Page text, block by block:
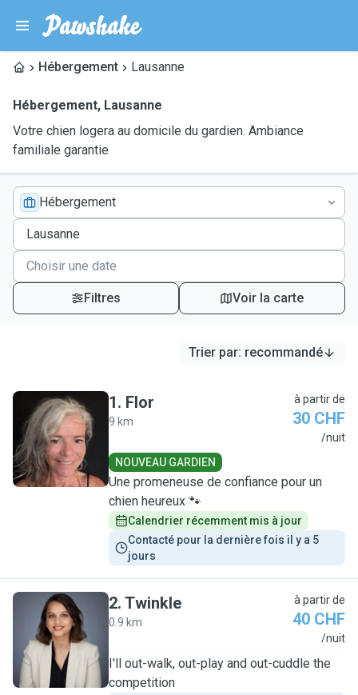
Hébergement Lausanne
Hébergement, Lausanne
Votre chien logera au domicile du gardien. Ambiance
familiale garantie
Hébergement
Filtres Voir la carte
Trier par: recommandé
F
1. Flor
9 km
à partir de
30 CHF
/nuit
NOUVEAU GARDIEN
Une promeneuse de confiance pour un
chien heureux 🐾
Calendrier récemment mis à jour
Contacté pour la dernière fois il y a 5
jours
T
2. Twinkle
0.9 km
à partir de
40 CHF
/nuit
I'll out-walk, out-play and out-cuddle the
competition